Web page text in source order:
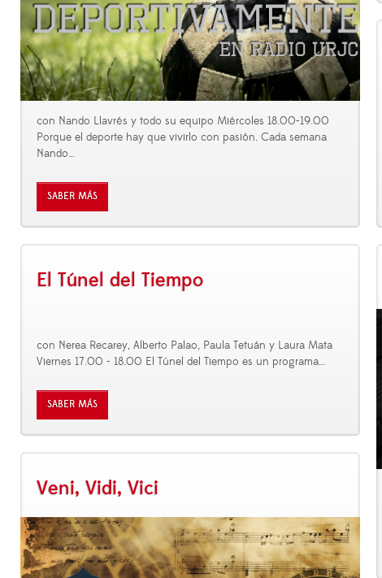
con Nando Llavrés y todo su equipo Miércoles 18.00-19.00
Porque el deporte hay que vivirlo con pasión. Cada semana
Nando…
SABER MÁS
El Túnel del Tiempo
con Nerea Recarey, Alberto Palao, Paula Tetuán y Laura Mata
Viernes 17.00 - 18.00 El Túnel del Tiempo es un programa…
SABER MÁS
Veni, Vidi, Vici